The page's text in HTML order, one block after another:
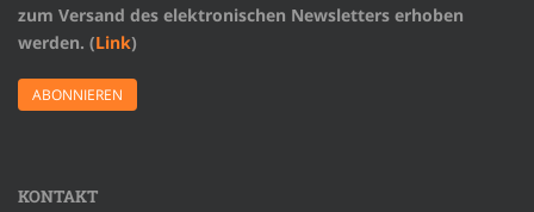
zum Versand des elektronischen Newsletters erhoben
werden. (Link)
KONTAKT